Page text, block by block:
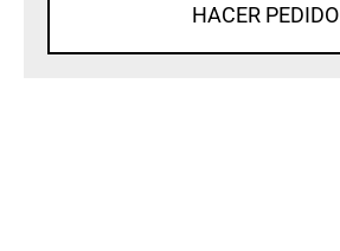
HACER PEDIDO